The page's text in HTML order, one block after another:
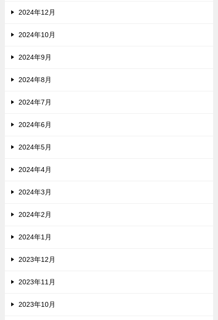
2024年12月
2024年10月
2024年9月
2024年8月
2024年7月
2024年6月
2024年5月
2024年4月
2024年3月
2024年2月
2024年1月
2023年12月
2023年11月
2023年10月